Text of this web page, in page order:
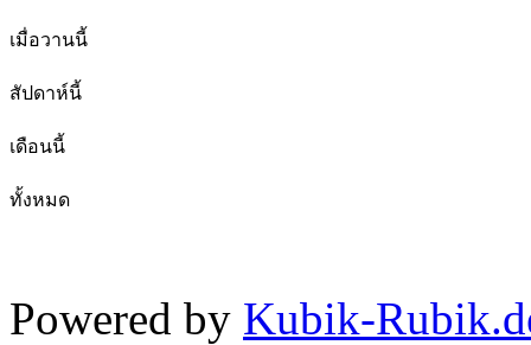
เมื่อวานนี้
สัปดาห์นี้
เดือนนี้
ทั้งหมด
Powered by Kubik-